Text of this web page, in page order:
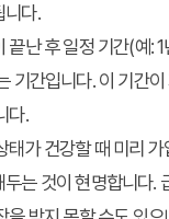
니다.
끝난 후 일정 기간(예:
기간입니다. 이 기간
다.
태가 건강할 때 미리
는 것이 현명합니다.